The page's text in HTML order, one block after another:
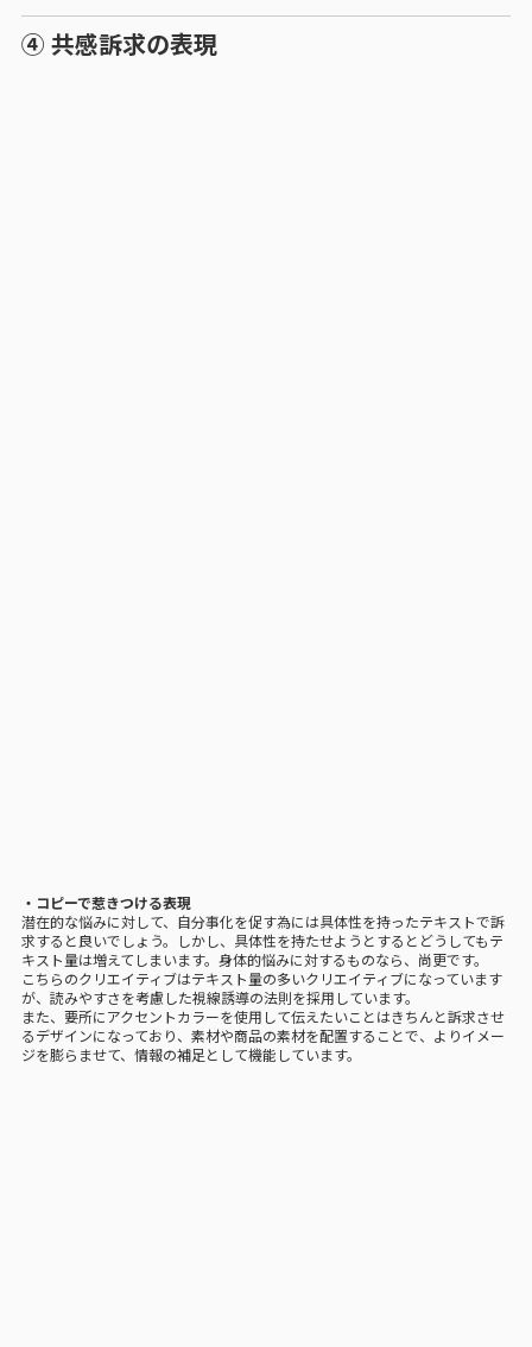
④ 共感訴求の表現
・コピーで惹きつける表現
潜在的な悩みに対して、自分事化を促す為には具体性を持ったテキストで訴
求すると良いでしょう。しかし、具体性を持たせようとするとどうしてもテ
キスト量は増えてしまいます。身体的悩みに対するものなら、尚更です。
こちらのクリエイティブはテキスト量の多いクリエイティブになっています
が、読みやすさを考慮した視線誘導の法則を採用しています。
また、要所にアクセントカラーを使用して伝えたいことはきちんと訴求させ
るデザインになっており、素材や商品の素材を配置することで、よりイメー
ジを膨らませて、情報の補足として機能しています。